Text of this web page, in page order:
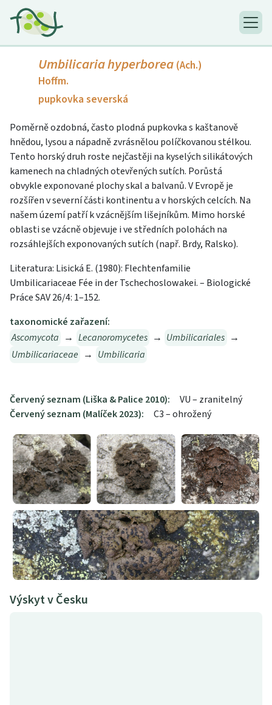
Umbilicaria hyperborea (Ach.)
Hoffm.
pupkovka severská
Poměrně ozdobná, často plodná pupkovka s kaštanově
hnědou, lysou a nápadně zvrásnělou políčkovanou stélkou.
Tento horský druh roste nejčastěji na kyselých silikátových
kamenech na chladných otevřených sutích. Porůstá
obvykle exponované plochy skal a balvanů. V Evropě je
rozšířen v severní části kontinentu a v horských celcích. Na
našem území patří k vzácnějším lišejníkům. Mimo horské
oblasti se vzácně objevuje i ve středních polohách na
rozsáhlejších exponovaných sutích (např. Brdy, Ralsko).
Literatura: Lisická E. (1980): Flechtenfamilie
Umbilicariaceae Fée in der Tschechoslowakei. – Biologické
Práce SAV 26/4: 1–152.
taxonomické zařazení:
Ascomycota → Lecanoromycetes → Umbilicariales →
Umbilicariaceae → Umbilicaria
Červený seznam (Liška & Palice 2010):
VU – zranitelný
Červený seznam (Malíček 2023):
C3 – ohrožený
Výskyt v Česku